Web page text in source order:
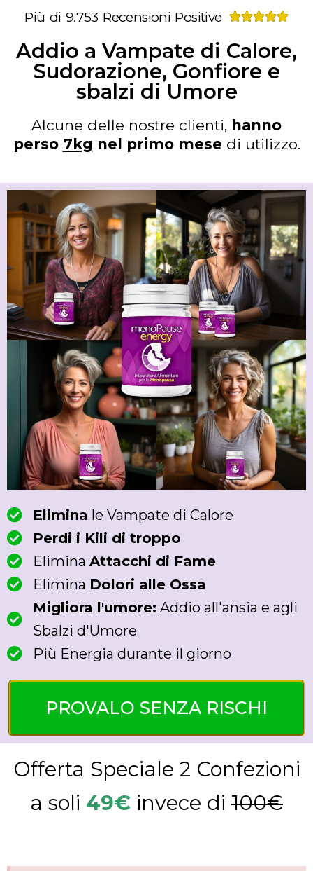
Più di 9.753 Recensioni Positive 
Addio a Vampate di Calore,
Sudorazione, Gonfiore e
sbalzi di Umore
Alcune delle nostre clienti, hanno
perso 7kg nel primo mese di utilizzo.
Elimina le Vampate di Calore
Perdi i Kili di troppo
Elimina Attacchi di Fame
Elimina Dolori alle Ossa
Migliora l'umore: Addio all'ansia e agli
Sbalzi d'Umore
Più Energia durante il giorno
PROVALO SENZA RISCHI
Offerta Speciale 2 Confezioni
a soli 49€ invece di 100€